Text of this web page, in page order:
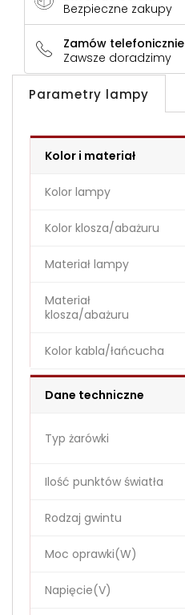
Bezpieczne zakupy
Zamów telefonicznie
Zawsze doradzimy
Parametry lampy
Kolor i materiał
Kolor lampy
Kolor klosza/abażuru
Materiał lampy
Materiał
klosza/abażuru
Kolor kabla/łańcucha
Dane techniczne
Typ żarówki
Ilość punktów światła
Rodzaj gwintu
Moc oprawki(W)
Napięcie(V)